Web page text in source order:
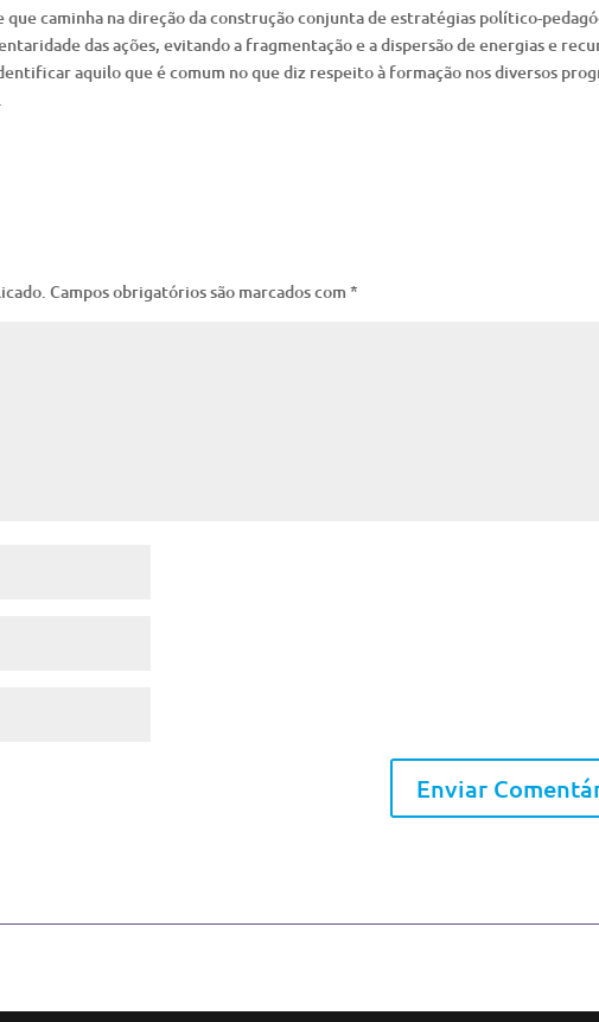
que caminha na direção da construção conjunta de estratégias político-
das ações, evitando a fragmentação e a dispersão de energias e
aquilo que é comum no que diz respeito à formação nos diversos
Campos obrigatórios são marcados com *